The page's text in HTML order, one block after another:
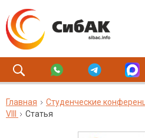
Главная Студенческие
VIII
Статья